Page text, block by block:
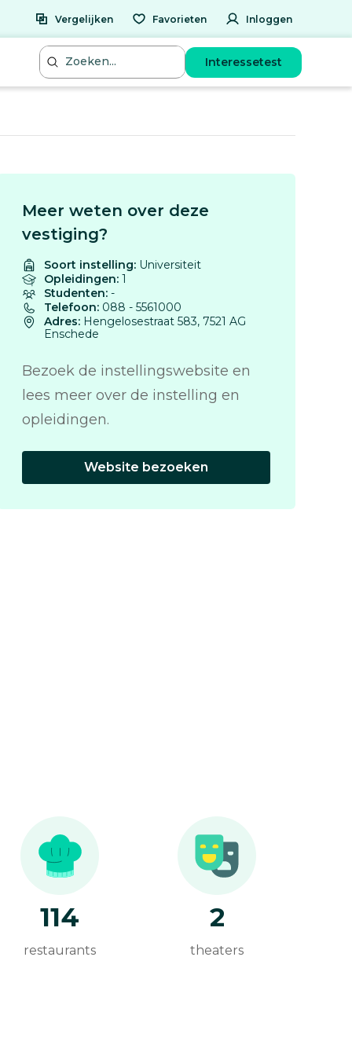
Vergelijken Favorieten Inloggen
Interessetest
Meer weten over deze
vestiging?
Soort instelling: Universiteit
Opleidingen: 1
Studenten: -
Telefoon: 088 - 5561000
Adres: Hengelosestraat 583, 7521 AG
Enschede
Bezoek de instellingswebsite en
lees meer over de instelling en
opleidingen.
Website bezoeken
114
restaurants
2
theaters